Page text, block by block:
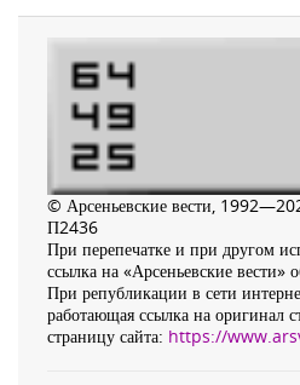
© Арсеньевские вести,
П2436
При перепечатке и при другом
ссылка на «Арсеньевские вести»
При републикации в сети
работающая ссылка на оригинал
страницу сайта: https://